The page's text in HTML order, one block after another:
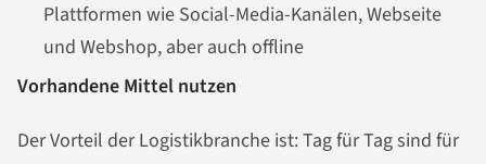
Plattformen wie Social-Media-Kanälen, Webseite
und Webshop, aber auch offline
Vorhandene Mittel nutzen
Der Vorteil der Logistikbranche ist: Tag für Tag sind für